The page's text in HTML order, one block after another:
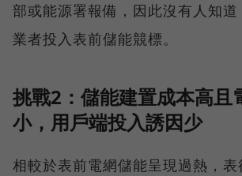
部或能源署報備，因此沒有人知
業者投入表前儲能競標。
挑戰2：儲能建置成本高且
小，用戶端投入誘因少
相較於表前電網儲能呈現過熱，